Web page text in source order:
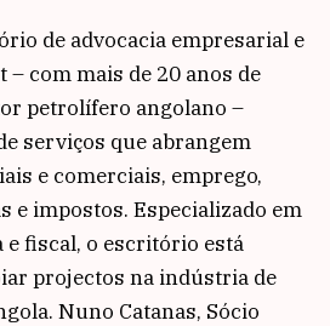
de advocacia empresarial e
com mais de 20 anos de
petrolífero angolano –
serviços que abrangem
e comerciais, emprego,
e impostos. Especializado em
fiscal, o escritório está
projectos na indústria de
Nuno Catanas, Sócio